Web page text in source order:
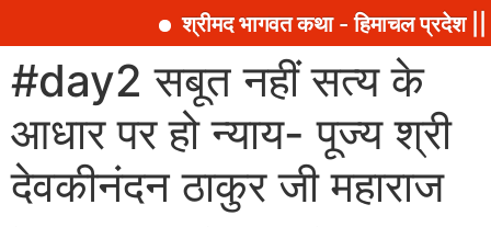
श्रीमद भागवत कथा - हिमाचल प्रदेश
#day2 सबूत नहीं सत्य के
आधार पर हो न्याय- पूज्य श्री
देवकीनंदन ठाकुर जी महाराज